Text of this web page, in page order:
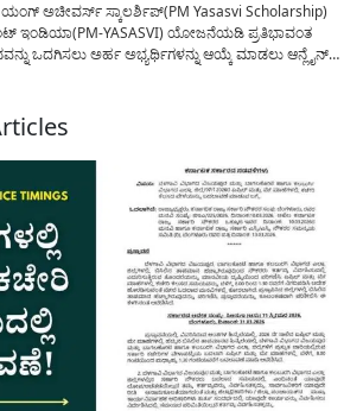
ಯಂಗ್ ಅಚೀವರ್ಸ್ ಸ್ಕಾಲರ್ಶಿಪ್(PM Yasasvi Scholarship)
ಇಂಡಿಯಾ(PM-YASASVI) ಯೋಜನೆಯಡಿ ಪ್ರತಿಭಾವಂತ
ಒದಗಿಸಲು ಅರ್ಹ ಅಭ್ಯರ್ಥಿಗಳನ್ನು ಆಯ್ಕೆ ಮಾಡಲು ಆನ್ಲೈನ್